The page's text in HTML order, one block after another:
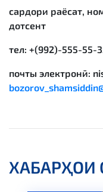
сардори раёсат,
дотсент
тел: +(992)-555-55-
почты электронӣ:
ХАБАРҲОИ